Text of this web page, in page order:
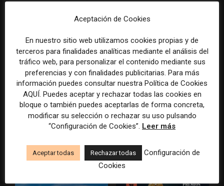
La Marea cierra 2025 con
superávit, pero su
cooperativa pierde 38.542
El Premio Gabo 2026
reconoce cinco historias de
Brasil, España y El Salvador
sobre el poder, la memoria y
Aceptación de Cookies
En nuestro sitio web utilizamos cookies propias y de
terceros para finalidades analíticas mediante el análisis del
tráfico web, para personalizar el contenido mediante sus
preferencias y con finalidades publicitarias. Para más
información puedes consultar nuestra Política de Cookies
AQUÍ. Puedes aceptar y rechazar todas las cookies en
bloque o también puedes aceptarlas de forma concreta,
modificar su selección o rechazar su uso pulsando
“Configuración de Cookies”. Leer más
Aceptar todas Rechazar todas
Configuración de
Cookies